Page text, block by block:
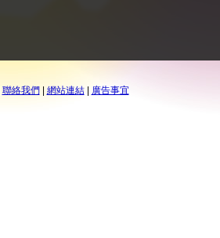
聯絡我們| 網站連結| 廣告事宜